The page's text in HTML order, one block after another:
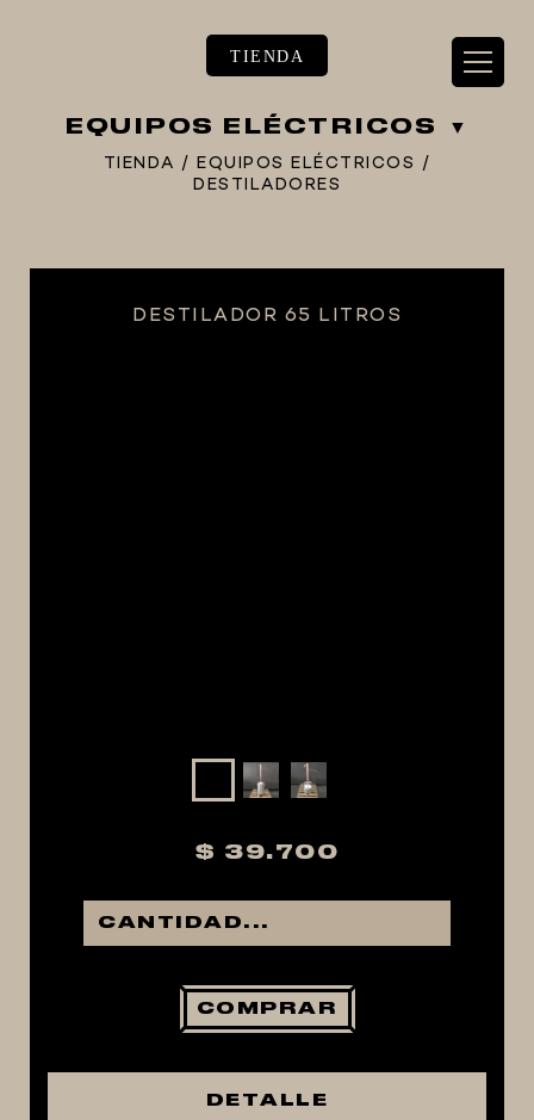
TIENDA
EQUIPOS ELÉCTRICOS
TIENDA /EQUIPOS ELÉCTRICOS /
DESTILADORES
DISPENSADORES DE CERVEZA
KIT DE MALTAS BIRRA
LEVADURAS
FIVE STAR U.S.A
DESTILADOR 65 LITROS
$ 39.700
COMPRAR
DETALLE